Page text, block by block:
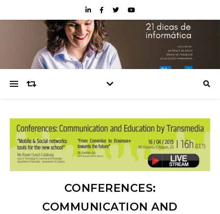
CONFERENCES:
COMMUNICATION AND